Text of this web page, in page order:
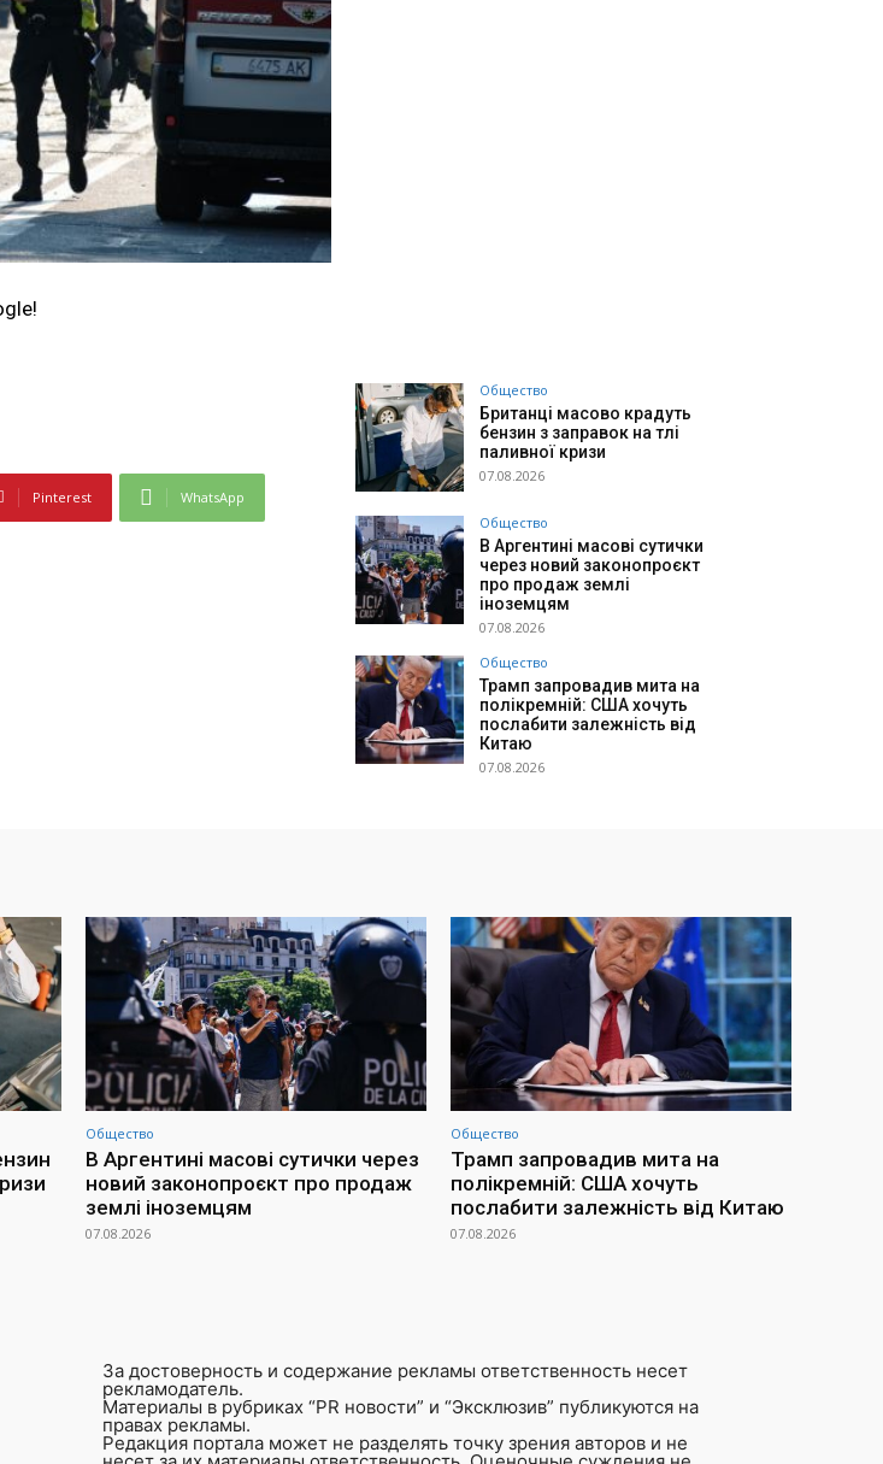
Pinterest WhatsApp
Общество
Британці масово крадуть
бензин з заправок на тлі
паливної кризи
07.08.2026
Общество
В Аргентині масові сутички
через новий законопроєкт
про продаж землі
іноземцям
07.08.2026
Общество
Трамп запровадив мита на
полікремній: США хочуть
послабити залежність від
Китаю
07.08.2026
Общество
В Аргентині масові сутички через
новий законопроєкт про продаж
землі іноземцям
07.08.2026
Общество
Трамп запровадив мита на
полікремній: США хочуть
послабити залежність від Китаю
07.08.2026
За достоверность и содержание рекламы ответственность несет
рекламодатель.
Материалы в рубриках “PR новости” и “Эксклюзив” публикуются на
правах рекламы.
Редакция портала может не разделять точку зрения авторов и не